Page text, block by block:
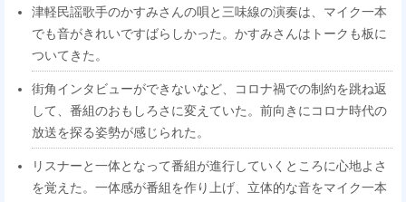
津軽民謡歌手のかすみさんの唄と三味線の演奏は、マイク一本
でも音がきれいですばらしかった。かすみさんはトークも板に
ついてきた。
街角インタビューができないなど、コロナ禍での制約を跳ね返
して、番組のおもしろさに変えていた。前向きにコロナ時代の
放送を探る姿勢が感じられた。
リスナーと一体となって番組が進行していくところに心地よさ
を覚えた。一体感が番組を作り上げ、立体的な音をマイク一本